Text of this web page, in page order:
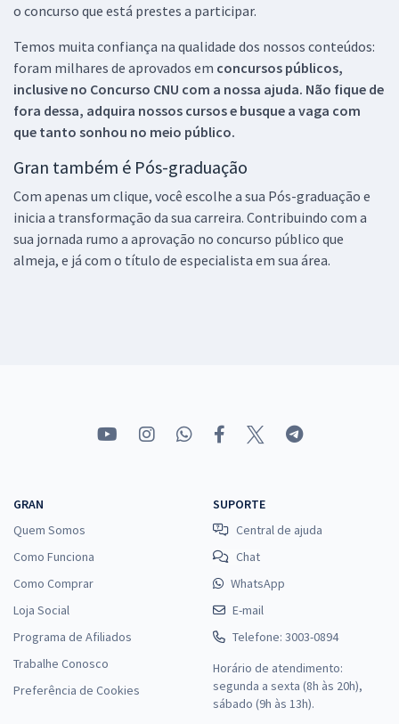
o concurso que está prestes a participar.
Temos muita confiança na qualidade dos nossos conteúdos:
foram milhares de aprovados em concursos públicos,
inclusive no Concurso CNU com a nossa ajuda. Não fique de
fora dessa, adquira nossos cursos e busque a vaga com
que tanto sonhou no meio público.
Gran também é Pós-graduação
Com apenas um clique, você escolhe a sua Pós-graduação e
inicia a transformação da sua carreira. Contribuindo com a
sua jornada rumo a aprovação no concurso público que
almeja, e já com o título de especialista em sua área.
GRAN
Quem Somos
Como Funciona
Como Comprar
Loja Social
Programa de Afiliados
Trabalhe Conosco
Preferência de Cookies
SUPORTE
Central de ajuda
Chat
WhatsApp
E-mail
Telefone: 3003-0894
Horário de atendimento:
segunda a sexta (8h às 20h),
sábado (9h às 13h).